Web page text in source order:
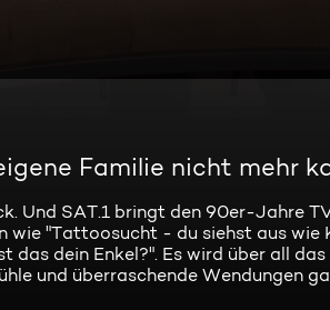
Familie nicht mehr
Und SAT.1 bringt den 90er-Jahre
"Tattoosucht - du siehst aus wie
dein Enkel?". Es wird über all
und überraschende Wendungen